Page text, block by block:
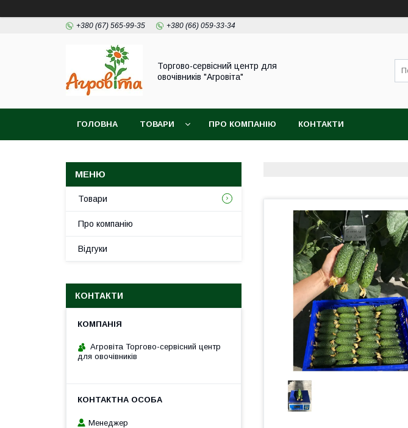
+380 (67) 565-99-35 +380 (66) 059-33-34
Торгово-сервісний центр для
овочівників "Агровіта"
ГОЛОВНА ТОВАРИ ПРО КОМПАНІЮ КОНТАКТИ
Товари
Про компанію
Відгуки
КОНТАКТИ
Агровіта Торгово-сервісний центр
для овочівників
Менеджер